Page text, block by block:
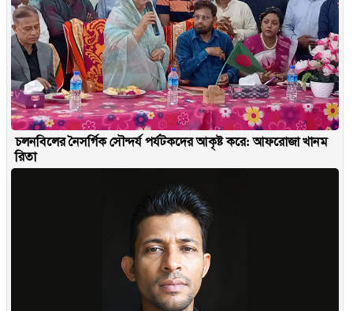
চলনবিলের নৈসর্গিক সৌন্দর্য পর্যটকদের আকৃষ্ট করে: আফরোজা খানম
রিতা